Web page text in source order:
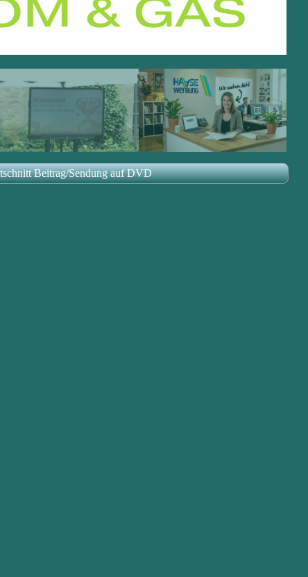
Beitrag/Sendung auf DVD